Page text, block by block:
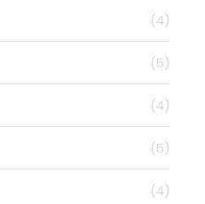
(4)
(5)
(4)
(5)
(4)